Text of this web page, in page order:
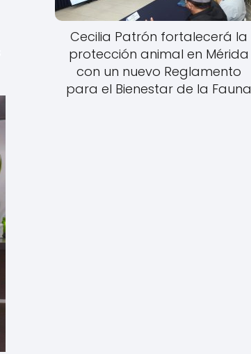
Cecilia Patrón fortalecerá la
protección animal en Mérida
con un nuevo Reglamento
para el Bienestar de la Fauna